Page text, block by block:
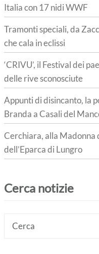
Italia con 17 nidi WWF
Tramonti speciali, da
che cala in eclissi
‘CRIVU’, il Festival dei
delle rive sconosciute
Appunti di disincanto, la
Branda a Casali del
Cerchiara, alla Madonna
dell’Eparca di Lungro
Cerca notizie